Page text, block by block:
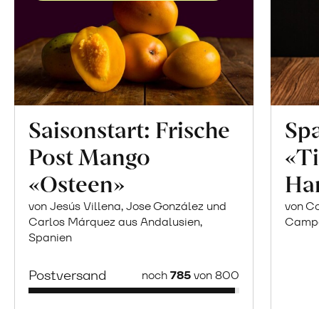
Saisonstart: Frische
Post Mango
«Osteen»
von Jesús Villena, Jose González und
Carlos Márquez aus Andalusien,
Spanien
Postversand noch785von 800
von